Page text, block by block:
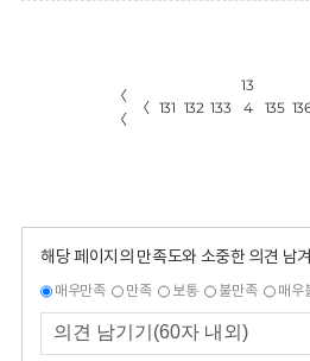
〈
〈
〈 131 132 133
13
4
135
해당 페이지의 만족도와 소중한 의견 남
매우만족 만족 보통 불만족 매우